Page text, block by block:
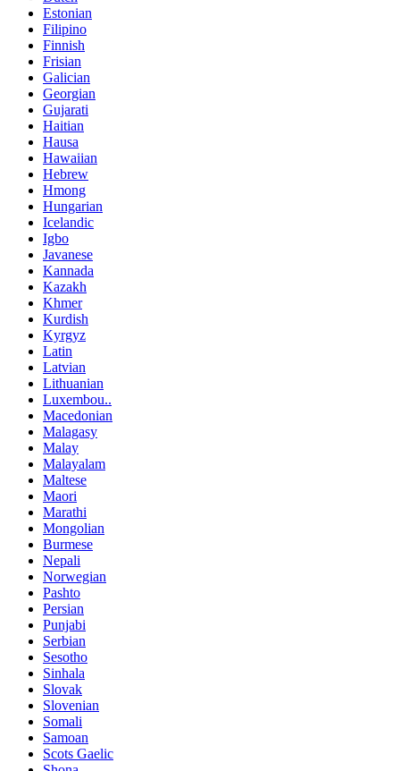
Estonian
Filipino
Finnish
Frisian
Galician
Georgian
Gujarati
Haitian
Hausa
Hawaiian
Hebrew
Hmong
Hungarian
Icelandic
Igbo
Javanese
Kannada
Kazakh
Khmer
Kurdish
Kyrgyz
Latin
Latvian
Lithuanian
Luxembou..
Macedonian
Malagasy
Malay
Malayalam
Maltese
Maori
Marathi
Mongolian
Burmese
Nepali
Norwegian
Pashto
Persian
Punjabi
Serbian
Sesotho
Sinhala
Slovak
Slovenian
Somali
Samoan
Scots Gaelic